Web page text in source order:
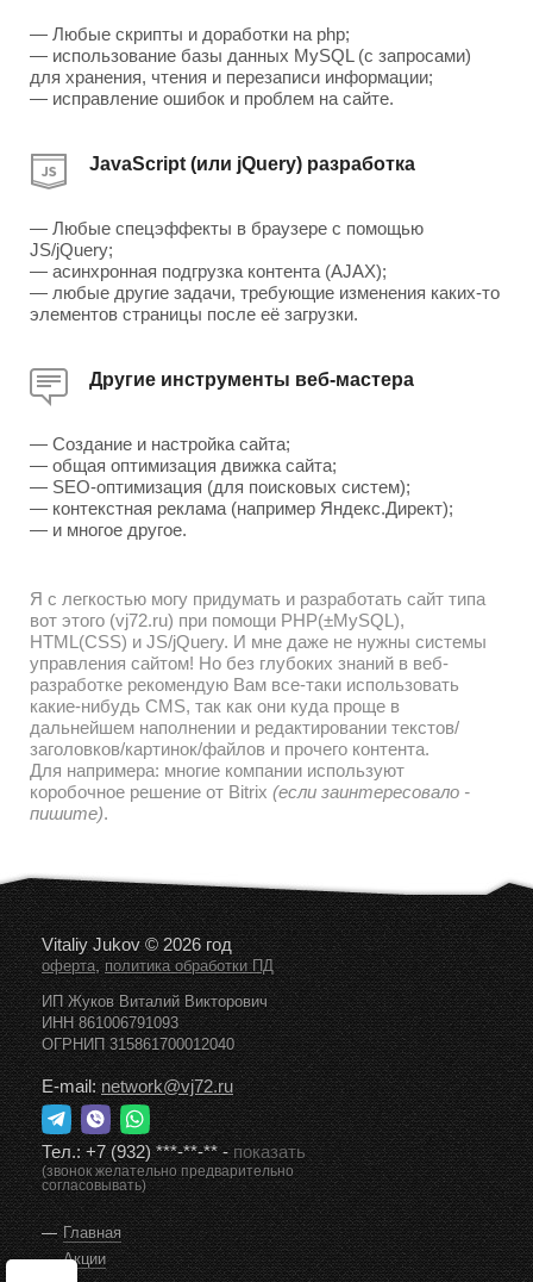
— Любые скрипты и доработки на php;
— использование базы данных MySQL (с запросами)
для хранения, чтения и перезаписи информации;
— исправление ошибок и проблем на сайте.
JavaScript (или jQuery) разработка
— Любые спецэффекты в браузере с помощью
JS/jQuery;
— асинхронная подгрузка контента (AJAX);
— любые другие задачи, требующие изменения каких-то
элементов страницы после её загрузки.
Другие инструменты веб-мастера
— Создание и настройка сайта;
— общая оптимизация движка сайта;
— SEO-оптимизация (для поисковых систем);
— контекстная реклама (например Яндекс.Директ);
— и многое другое.
Я с легкостью могу придумать и разработать сайт типа
вот этого (vj72.ru) при помощи PHP(±MySQL),
HTML(CSS) и JS/jQuery. И мне даже не нужны системы
управления сайтом! Но без глубоких знаний в веб-
разработке рекомендую Вам все-таки использовать
какие-нибудь CMS, так как они куда проще в
дальнейшем наполнении и редактировании текстов/
заголовков/картинок/файлов и прочего контента.
Для напримера: многие компании используют
коробочное решение от Bitrix (если заинтересовало -
пишите).
Vitaliy Jukov © 2026 год
оферта,политика обработки ПД
ИП Жуков Виталий Викторович
ИНН 861006791093
ОГРНИП 315861700012040
E-mail:network@vj72.ru
Тел.:+7 (932) ***-**-**-показать
(звонок желательно предварительно
согласовывать)
Главная
Акции